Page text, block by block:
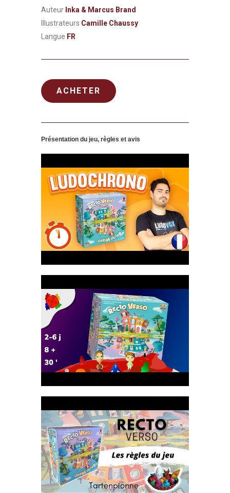
Auteur Inka & Marcus Brand
Illustrateurs Camille Chaussy
Langue FR
ACHETER
Présentation du jeu, règles et avis